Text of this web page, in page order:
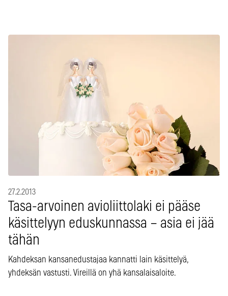
27.2.2013
Tasa-arvoinen avioliittolaki ei pääse
käsittelyyn eduskunnassa – asia ei jää
tähän
Kahdeksan kansanedustajaa kannatti lain käsittelyä,
yhdeksän vastusti. Vireillä on yhä kansalaisaloite.